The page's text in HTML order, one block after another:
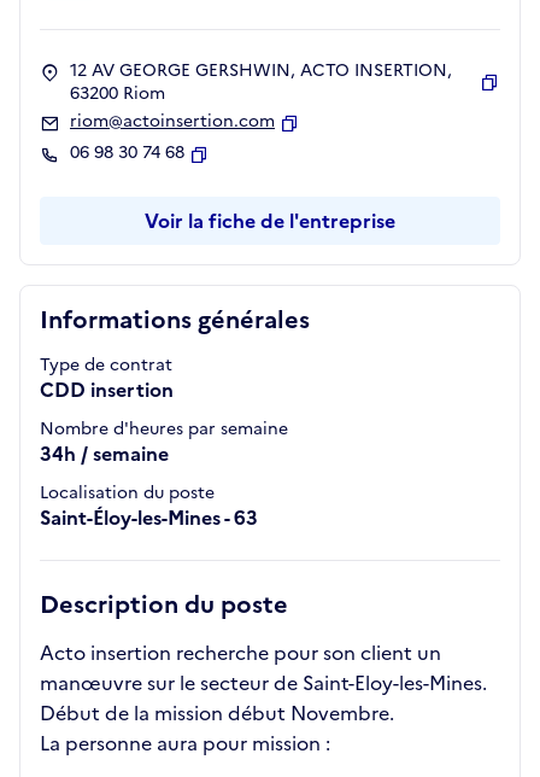
Informations générales
Type de contrat
CDD insertion
Nombre d'heures par semaine
34h / semaine
Localisation du poste
Saint-Éloy-les-Mines - 63
Description du poste
Acto insertion recherche pour son client un
manœuvre sur le secteur de Saint-Eloy-les-Mines.
Début de la mission début Novembre.
La personne aura pour mission :
12 AV GEORGE GERSHWIN, ACTO INSERTION,
63200 Riom
riom@actoinsertion.com
06 98 30 74 68
Voir la fiche de l'entreprise